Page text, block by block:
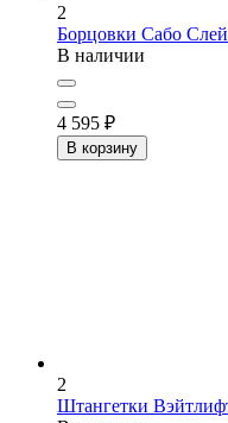
2
Борцовки Сабо
В наличии
4 595 ₽
В корзину
2
Штангетки